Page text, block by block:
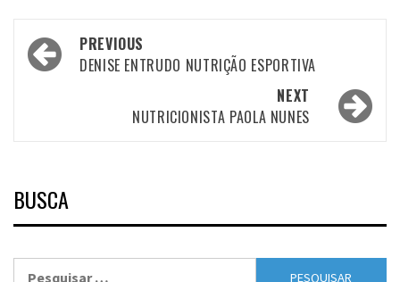
Post
navigation
PREVIOUS
DENISE ENTRUDO NUTRIÇÃO ESPORTIVA
NEXT
NUTRICIONISTA PAOLA NUNES
BUSCA